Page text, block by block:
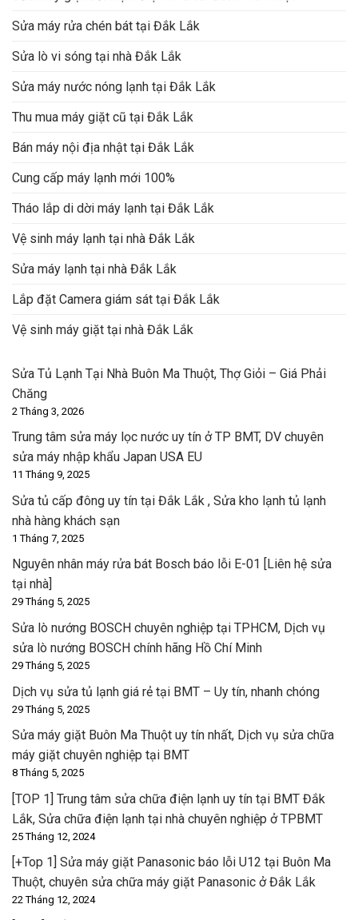
Sửa máy rửa chén bát tại Đắk Lắk
Sửa lò vi sóng tại nhà Đắk Lắk
Sửa máy nước nóng lạnh tại Đắk Lắk
Thu mua máy giặt cũ tại Đắk Lắk
Bán máy nội địa nhật tại Đắk Lắk
Cung cấp máy lạnh mới 100%
Tháo lắp di dời máy lạnh tại Đắk Lắk
Vệ sinh máy lạnh tại nhà Đắk Lắk
Sửa máy lạnh tại nhà Đắk Lắk
Lắp đặt Camera giám sát tại Đắk Lắk
Vệ sinh máy giặt tại nhà Đắk Lắk
Sửa Tủ Lạnh Tại Nhà Buôn Ma Thuột, Thợ Giỏi – Giá Phải
Chăng
2 Tháng 3, 2026
Trung tâm sửa máy lọc nước uy tín ở TP BMT, DV chuyên
sửa máy nhập khẩu Japan USA EU
11 Tháng 9, 2025
Sửa tủ cấp đông uy tín tại Đắk Lắk , Sửa kho lạnh tủ lạnh
nhà hàng khách sạn
1 Tháng 7, 2025
Nguyên nhân máy rửa bát Bosch báo lỗi E-01 [Liên hệ sửa
tại nhà]
29 Tháng 5, 2025
Sửa lò nướng BOSCH chuyên nghiệp tại TPHCM, Dịch vụ
sửa lò nướng BOSCH chính hãng Hồ Chí Minh
29 Tháng 5, 2025
Dịch vụ sửa tủ lạnh giá rẻ tại BMT – Uy tín, nhanh chóng
29 Tháng 5, 2025
Sửa máy giặt Buôn Ma Thuột uy tín nhất, Dịch vụ sửa chữa
máy giặt chuyên nghiệp tại BMT
8 Tháng 5, 2025
[TOP 1] Trung tâm sửa chữa điện lạnh uy tín tại BMT Đắk
Lắk, Sửa chữa điện lạnh tại nhà chuyên nghiệp ở TPBMT
25 Tháng 12, 2024
[+Top 1] Sửa máy giặt Panasonic báo lỗi U12 tại Buôn Ma
Thuột, chuyên sửa chữa máy giặt Panasonic ở Đắk Lắk
22 Tháng 12, 2024